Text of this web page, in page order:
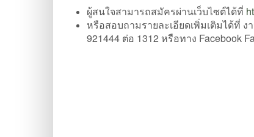
ผู้สนใจสามารถสมัครผ่านเว็บไซต์ได้ที่
หรือสอบถามรายละเอียดเพิ่มเติมได้ที่
921444 ต่อ 1312 หรือทาง Facebook